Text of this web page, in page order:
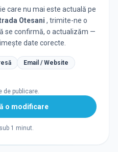
care nu mai este actuală pe
Otesani , trimite-ne o
se confirmă, o actualizăm —
date corecte.
Email / Website
de publicare.
o modificare
1 minut.